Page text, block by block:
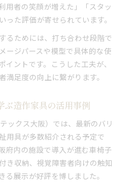
用者の笑顔が増えた」「スタッ
った評価が寄せられています。
るためには、打ち合わせ段階で
ージパースや模型で具体的な使
イントです。こうした工夫が、
足度の向上に繋がります。
ぶ造作家具の活用事例
ックス大阪）では、最新のバリ
用具が多数紹介される予定で
府内の施設で導入が進む車椅子
き収納、視覚障害者向けの触知
る展示が好評を博しました。